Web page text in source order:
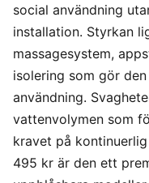
social användning
installation. Styrkan
massagesystem,
isolering som gör
användning.
vattenvolymen som
kravet på
495 kr är den ett